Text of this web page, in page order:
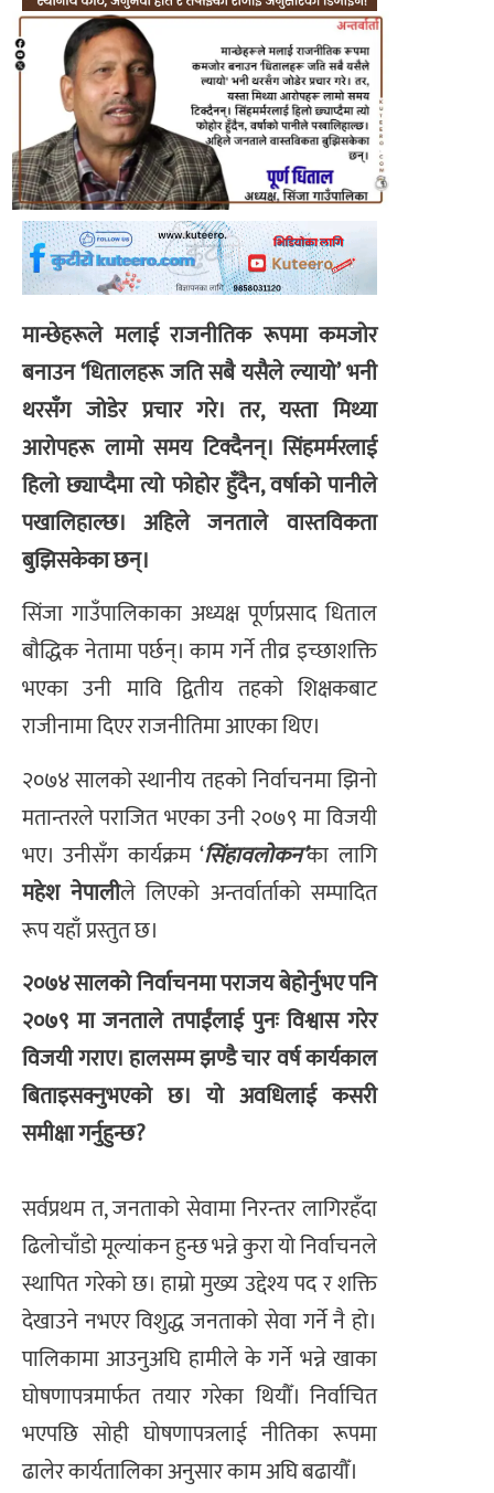
मान्छेहरूले मलाई राजनीतिक रूपमा कमजोर
बनाउन ‘धितालहरू जति सबै यसैले ल्यायो’ भनी
थरसँग जोडेर प्रचार गरे। तर, यस्ता मिथ्या
आरोपहरू लामो समय टिक्दैनन्। सिंहमर्मरलाई
हिलो छ्याप्दैमा त्यो फोहोर हुँदैन, वर्षाको पानीले
पखालिहाल्छ। अहिले जनताले वास्तविकता
बुझिसकेका छन्।
सिंजा गाउँपालिकाका अध्यक्ष पूर्णप्रसाद धिताल
बाैद्धिक नेतामा पर्छन्। काम गर्ने तीव्र इच्छाशक्ति
भएका उनी मावि द्वितीय तहकाे शिक्षकबाट
राजीनामा दिएर राजनीतिमा आएका थिए।
२०७४ सालकाे स्थानीय तहकाे निर्वाचनमा झिनो
मतान्तरले पराजित भएका उनी २०७९ मा विजयी
भए। उनीसँग कार्यक्रम ‘सिंहावलोकन’का लागि
महेश नेपालीले लिएको अन्तर्वार्ताको सम्पादित
रूप यहाँ प्रस्तुत छ।
२०७४ सालको निर्वाचनमा पराजय बेहोर्नुभए पनि
२०७९ मा जनताले तपाईंलाई पुनः विश्वास गरेर
विजयी गराए। हालसम्म झण्डै चार वर्ष कार्यकाल
बिताइसक्नुभएको छ। यो अवधिलाई कसरी
समीक्षा गर्नुहुन्छ?
सर्वप्रथम त, जनताको सेवामा निरन्तर लागिरहँदा
ढिलोचाँडो मूल्यांकन हुन्छ भन्ने कुरा यो निर्वाचनले
स्थापित गरेको छ। हाम्रो मुख्य उद्देश्य पद र शक्ति
देखाउने नभएर विशुद्ध जनताको सेवा गर्ने नै हो।
पालिकामा आउनुअघि हामीले के गर्ने भन्ने खाका
घोषणापत्रमार्फत तयार गरेका थियौँ। निर्वाचित
भएपछि सोही घोषणापत्रलाई नीतिका रूपमा
ढालेर कार्यतालिका अनुसार काम अघि बढायौँ।